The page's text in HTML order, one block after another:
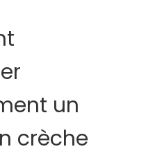
un
crèche